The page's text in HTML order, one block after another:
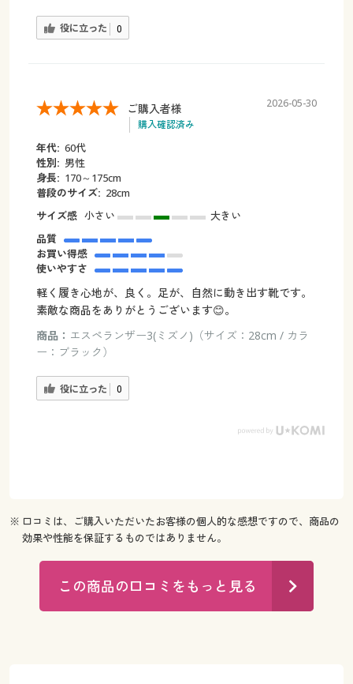
役に立った 0
ご購入者様
購入確認済み
2026-05-30
年代: 60代
性別: 男性
身長: 170～175cm
普段のサイズ: 28cm
サイズ感 小さい
大きい
品質
お買い得感
使いやすさ
軽く履き心地が、良く。足が、自然に動き出す靴です。
素敵な商品をありがとうございます😊。
商品： エスペランザー3(ミズノ)（サイズ：28cm / カラ
ー：ブラック）
役に立った 0
※ 口コミは、ご購入いただいたお客様の個人的な感想ですので、商品の
効果や性能を保証するものではありません。
この商品の口コミをもっと見る